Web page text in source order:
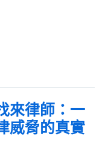
來律師：一
威脅的真實